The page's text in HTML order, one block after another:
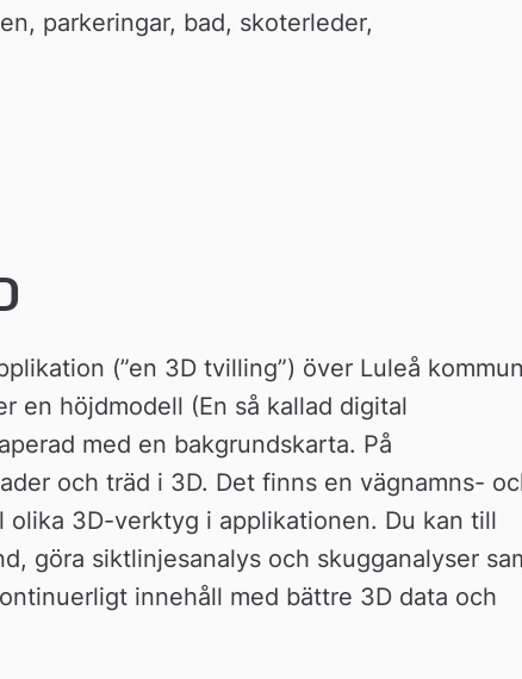
parkeringar, bad, skoterleder,
(”en 3D tvilling”) över Luleå
en höjdmodell (En så kallad digital
med en bakgrundskarta. På
och träd i 3D. Det finns en vägnamns-
3D-verktyg i applikationen. Du kan till
göra siktlinjesanalys och skugganalyser
innehåll med bättre 3D data och